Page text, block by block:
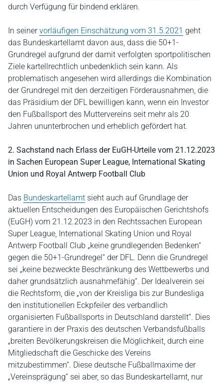
durch Verfügung für bindend erklären.
In seinervorläufigen Einschätzung vom 31.5.2021 geht
das Bundeskartellamt davon aus, dass die 50+1-
Grundregel aufgrund der damit verfolgten sportpolitischen
Ziele kartellrechtlich unbedenklich sein kann. Als
problematisch angesehen wird allerdings die Kombination
der Grundregel mit den derzeitigen Förderausnahmen, die
das Präsidium der DFL bewilligen kann, wenn ein Investor
den Fußballsport des Muttervereins seit mehr als 20
Jahren ununterbrochen und erheblich gefördert hat.
2. Sachstand nach Erlass der EuGH-Urteile vom 21.12.2023
in Sachen European Super League, International Skating
Union und Royal Antwerp Football Club
Das Bundeskartellamt sieht auch auf Grundlage der
aktuellen Entscheidungen des Europäischen Gerichtshofs
(EuGH) vom 21.12.2023 in den Rechtssachen European
Super League, International Skating Union und Royal
Antwerp Football Club „keine grundlegenden Bedenken“
gegen die 50+1-Grundregel“ der DFL. Denn die Grundregel
sei „keine bezweckte Beschränkung des Wettbewerbs und
daher grundsätzlich ausnahmefähig“. Der Idealverein sei
die Rechtsform, die „von der Kreisliga bis zur Bundesliga
den institutionellen Eckpfeiler des verbandlich
organisierten Fußballsports in Deutschland darstellt“. Dies
garantiere in der Praxis des deutschen Verbandsfußballs
„breiten Bevölkerungskreisen die Möglichkeit, durch eine
Mitgliedschaft die Geschicke des Vereins
mitzubestimmen“. Diese deutsche Fußballmaxime der
„Vereinsprägung“ sei aber, so das Bundeskartellamt, nur